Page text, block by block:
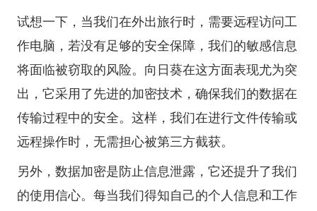
试想一下，当我们在外出旅行时，需要远程访问工
作电脑，若没有足够的安全保障，我们的敏感信息
将面临被窃取的风险。向日葵在这方面表现尤为突
出，它采用了先进的加密技术，确保我们的数据在
传输过程中的安全。这样，我们在进行文件传输或
远程操作时，无需担心被第三方截获。
另外，数据加密是防止信息泄露，它还提升了我们
的使用信心。每当我们得知自己的个人信息和工作